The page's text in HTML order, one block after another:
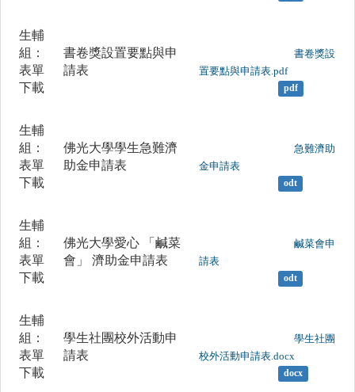
生輔
組：
表單
下載
書卷獎設置要點與申
請表
置要點與申請表.pdf
pdf
生輔
組：
表單
下載
佛光大學學生急難濟
助金申請表
金申請表
odt
生輔
組：
表單
下載
佛光大學愛心 「鹹菜
會」 濟助金申請表
請表
odt
生輔
組：
表單
下載
學生社團校外活動申
請表
校外活動申請表.docx
docx